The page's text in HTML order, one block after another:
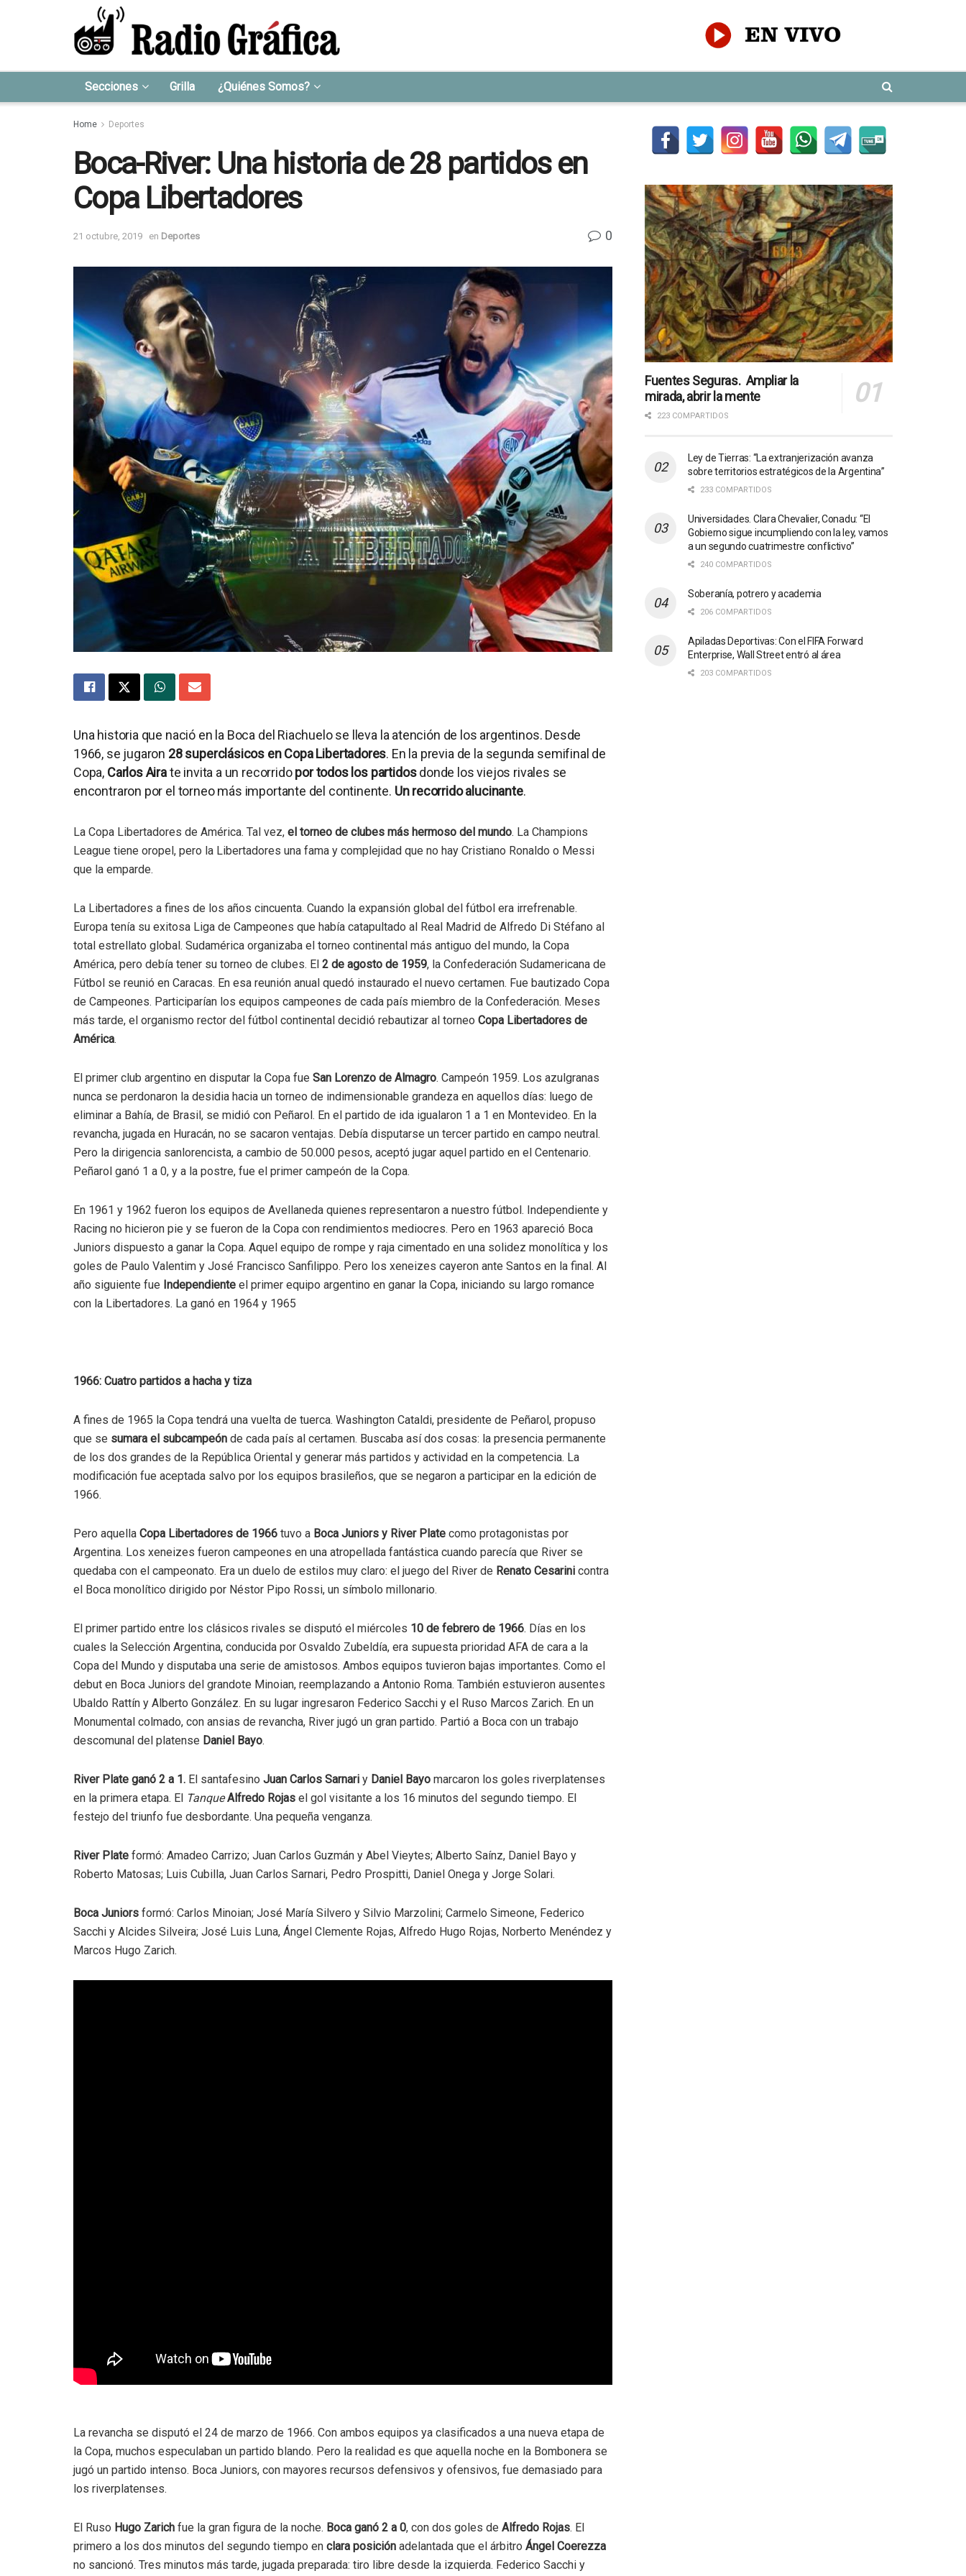
Secciones Grilla ¿Quiénes Somos?
Home Deportes
Boca-River: Una historia de 28 partidos en
Copa Libertadores
21 octubre, 2019 en Deportes 0
Una historia que nació en la Boca del Riachuelo se lleva la atención de los argentinos. Desde
1966, se jugaron 28 superclásicos en Copa Libertadores. En la previa de la segunda semifinal de
Copa, Carlos Airate invita a un recorridopor todos los partidosdonde los viejos rivales se
encontraron por el torneo más importante del continente. Un recorrido alucinante.
La Copa Libertadores de América. Tal vez, el torneo de clubes más hermoso del mundo. La Champions
League tiene oropel, pero la Libertadores una fama y complejidad que no hay Cristiano Ronaldo o Messi
que la emparde.
La Libertadores a fines de los años cincuenta. Cuando la expansión global del fútbol era irrefrenable.
Europa tenía su exitosa Liga de Campeones que había catapultado al Real Madrid de Alfredo Di Stéfano al
total estrellato global. Sudamérica organizaba el torneo continental más antiguo del mundo, la Copa
América, pero debía tener su torneo de clubes. El 2 de agosto de 1959, la Confederación Sudamericana de
Fútbol se reunió en Caracas. En esa reunión anual quedó instaurado el nuevo certamen. Fue bautizado Copa
de Campeones. Participarían los equipos campeones de cada país miembro de la Confederación. Meses
más tarde, el organismo rector del fútbol continental decidió rebautizar al torneo Copa Libertadores de
América.
El primer club argentino en disputar la Copa fue San Lorenzo de Almagro. Campeón 1959. Los azulgranas
nunca se perdonaron la desidia hacia un torneo de indimensionable grandeza en aquellos días: luego de
eliminar a Bahía, de Brasil, se midió con Peñarol. En el partido de ida igualaron 1 a 1 en Montevideo. En la
revancha, jugada en Huracán, no se sacaron ventajas. Debía disputarse un tercer partido en campo neutral.
Pero la dirigencia sanlorencista, a cambio de 50.000 pesos, aceptó jugar aquel partido en el Centenario.
Peñarol ganó 1 a 0, y a la postre, fue el primer campeón de la Copa.
En 1961 y 1962 fueron los equipos de Avellaneda quienes representaron a nuestro fútbol. Independiente y
Racing no hicieron pie y se fueron de la Copa con rendimientos mediocres. Pero en 1963 apareció Boca
Juniors dispuesto a ganar la Copa. Aquel equipo de rompe y raja cimentado en una solidez monolítica y los
goles de Paulo Valentim y José Francisco Sanfilippo. Pero los xeneizes cayeron ante Santos en la final. Al
año siguiente fue Independiente el primer equipo argentino en ganar la Copa, iniciando su largo romance
con la Libertadores. La ganó en 1964 y 1965
1966: Cuatro partidos a hacha y tiza
A fines de 1965 la Copa tendrá una vuelta de tuerca. Washington Cataldi, presidente de Peñarol, propuso
que se sumara el subcampeón de cada país al certamen. Buscaba así dos cosas: la presencia permanente
de los dos grandes de la República Oriental y generar más partidos y actividad en la competencia. La
modificación fue aceptada salvo por los equipos brasileños, que se negaron a participar en la edición de
1966.
Pero aquella Copa Libertadores de 1966 tuvo a Boca Juniors y River Plate como protagonistas por
Argentina. Los xeneizes fueron campeones en una atropellada fantástica cuando parecía que River se
quedaba con el campeonato. Era un duelo de estilos muy claro: el juego del River de Renato Cesarini contra
el Boca monolítico dirigido por Néstor Pipo Rossi, un símbolo millonario.
El primer partido entre los clásicos rivales se disputó el miércoles 10 de febrero de 1966. Días en los
cuales la Selección Argentina, conducida por Osvaldo Zubeldía, era supuesta prioridad AFA de cara a la
Copa del Mundo y disputaba una serie de amistosos. Ambos equipos tuvieron bajas importantes. Como el
debut en Boca Juniors del grandote Minoian, reemplazando a Antonio Roma. También estuvieron ausentes
Ubaldo Rattín y Alberto González. En su lugar ingresaron Federico Sacchi y el Ruso Marcos Zarich. En un
Monumental colmado, con ansias de revancha, River jugó un gran partido. Partió a Boca con un trabajo
descomunal del platense Daniel Bayo.
River Plate ganó 2 a 1. El santafesino Juan Carlos Sarnari y Daniel Bayo marcaron los goles riverplatenses
en la primera etapa. El Tanque Alfredo Rojas el gol visitante a los 16 minutos del segundo tiempo. El
festejo del triunfo fue desbordante. Una pequeña venganza.
River Plate formó: Amadeo Carrizo; Juan Carlos Guzmán y Abel Vieytes; Alberto Saínz, Daniel Bayo y
Roberto Matosas; Luis Cubilla, Juan Carlos Sarnari, Pedro Prospitti, Daniel Onega y Jorge Solari.
Boca Juniors formó: Carlos Minoian; José María Silvero y Silvio Marzolini; Carmelo Simeone, Federico
Sacchi y Alcides Silveira; José Luis Luna, Ángel Clemente Rojas, Alfredo Hugo Rojas, Norberto Menéndez y
Marcos Hugo Zarich.
La revancha se disputó el 24 de marzo de 1966. Con ambos equipos ya clasificados a una nueva etapa de
la Copa, muchos especulaban un partido blando. Pero la realidad es que aquella noche en la Bombonera se
jugó un partido intenso. Boca Juniors, con mayores recursos defensivos y ofensivos, fue demasiado para
los riverplatenses.
El Ruso Hugo Zarich fue la gran figura de la noche. Boca ganó 2 a 0, con dos goles de Alfredo Rojas. El
primero a los dos minutos del segundo tiempo en clara posición adelantada que el árbitro Ángel Coerezza
no sancionó. Tres minutos más tarde, jugada preparada: tiro libre desde la izquierda. Federico Sacchi y
Fuentes Seguras. Ampliar la
mirada, abrir la mente
223 COMPARTIDOS
Ley de Tierras: “La extranjerización avanza
sobre territorios estratégicos de la Argentina”
233 COMPARTIDOS
Universidades. Clara Chevalier, Conadu: “El
Gobierno sigue incumpliendo con la ley, vamos
a un segundo cuatrimestre conflictivo”
240 COMPARTIDOS
Soberanía, potrero y academia
206 COMPARTIDOS
Apiladas Deportivas: Con el FIFA Forward
Enterprise, Wall Street entró al área
203 COMPARTIDOS